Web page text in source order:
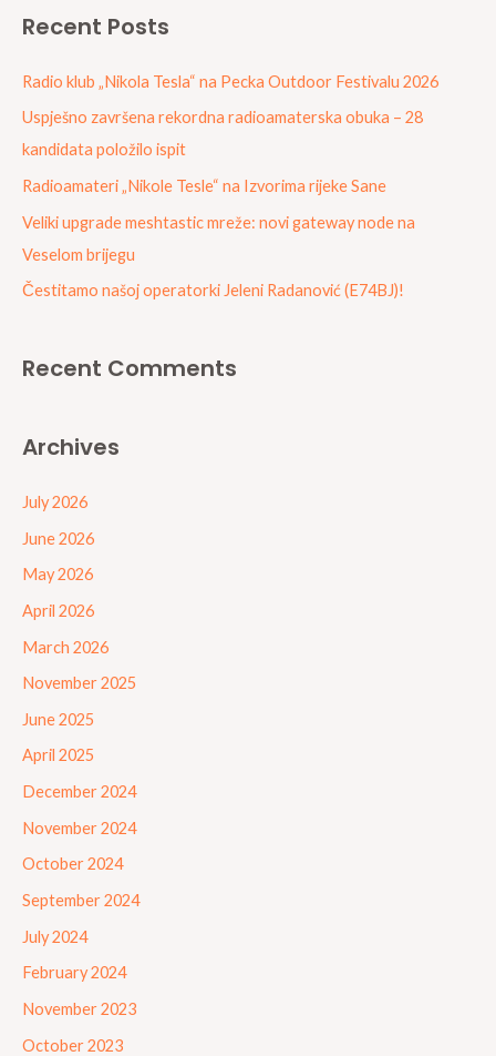
c
h
f
Recent Posts
Radio klub „Nikola Tesla“ na Pecka Outdoor Festivalu 2026
Uspješno završena rekordna radioamaterska obuka – 28
kandidata položilo ispit
Radioamateri „Nikole Tesle“ na Izvorima rijeke Sane
Veliki upgrade meshtastic mreže: novi gateway node na
Veselom brijegu
Čestitamo našoj operatorki Jeleni Radanović (E74BJ)!
Recent Comments
Archives
July 2026
June 2026
May 2026
April 2026
March 2026
November 2025
June 2025
April 2025
December 2024
November 2024
October 2024
September 2024
July 2024
February 2024
November 2023
October 2023